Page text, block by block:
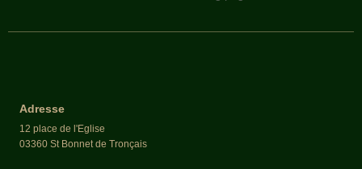
Adresse
12 place de l'Eglise
03360 St Bonnet de Tronçais